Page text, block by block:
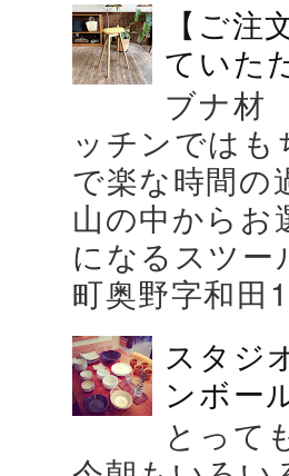
【ご
ていた
ブナ材
ッチンでは
で楽な時間の
山の中から
になるスツー
町奥野字和
スタジ
ンボー
とって